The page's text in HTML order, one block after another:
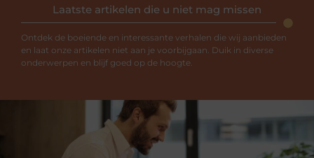
Laatste artikelen die u niet mag missen
Ontdek de boeiende en interessante verhalen die wij aanbieden
en laat onze artikelen niet aan je voorbijgaan. Duik in diverse
onderwerpen en blijf goed op de hoogte.